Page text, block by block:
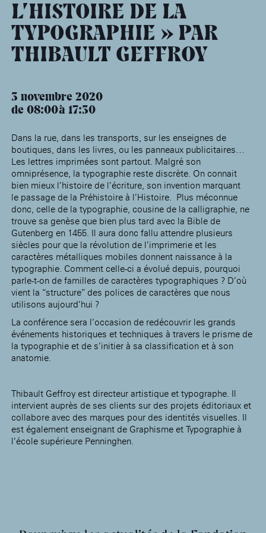
L’HISTOIRE DE LA
TYPOGRAPHIE » PAR
THIBAULT GEFFROY
3 novembre 2020
de 08:00
17:30
Dans la rue, dans les transports, sur les enseignes de
boutiques, dans les livres, ou les panneaux publicitaires…
Les lettres imprimées sont partout. Malgré son
omniprésence, la typographie reste discrète. On connait
bien mieux l’histoire de l’écriture, son invention marquant
le passage de la Préhistoire à l’Histoire. Plus méconnue
donc, celle de la typographie, cousine de la calligraphie, ne
trouve sa genèse que bien plus tard avec la Bible de
Gutenberg en 1455. Il aura donc fallu attendre plusieurs
siècles pour que la révolution de l’imprimerie et les
caractères métalliques mobiles donnent naissance à la
typographie. Comment celle-ci a évolué depuis, pourquoi
parle-t-on de familles de caractères typographiques ? D’où
vient la “structure” des polices de caractères que nous
utilisons aujourd’hui ?
La conférence sera l’occasion de redécouvrir les grands
événements historiques et techniques à travers le prisme de
la typographie et de s’initier à sa classification et à son
anatomie.
Thibault Geffroy est directeur artistique et typographe. Il
intervient auprès de ses clients sur des projets éditoriaux et
collabore avec des marques pour des identités visuelles. Il
est également enseignant de Graphisme et Typographie à
l’école supérieure Penninghen.
âge, à la Maison nationale
des artistes(EHPAD)
Rotonde Balzac de l’Hôtel
Salomon de Rothschild
Jardin public de l’Hôtel
Salomon de Rothschild